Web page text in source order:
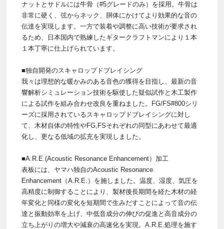
ナットとサドルには牛骨（#5グレードのみ）を採用。牛骨は
非常に硬く、弦からネック、胴体にかけてより効果的な音の
伝達を実現します。一方で装着や調整に高い技術が要求され
るため、日本国内で熟練したギタークラフトマンにより１本
１本丁寧に仕上げられています。
■独自開発のスキャロップドブレイシング
我々は理想的な暖かみのある音色の獲得を目指し、最新の音
響解析シミュレーション技術を駆使した疑似試作と木工製作
による試作を組み合わせ改良を重ねました。FG/FS#800シリ
ーズに採用されているスキャロップドブレイシングに対し
て、木材自体の特性やFG,FSそれぞれの同型にあわせて最適
化し、更なる低域の拡充を実現しました。
■A.R.E.(Acoustic Resonance Enhancement）加工
表板には、ヤマハ独自のAcoustic Resonance
Enhancement（A.R.E.）を施しました。温度、湿度、気圧を
高精度に制御することにより、製材後長期間を経た木材の経
年変化と同様の変化を短期間で生みだすことによって音の伝
達と振動効率を上げ、中低音成分の伸びの促進と高音成分の
立ち上がりの増大や減衰の高速化を実現。A.R.E.処理を施す